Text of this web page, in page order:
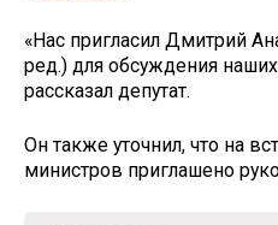
«Нас пригласил Дмитрий
ред.) для обсуждения
рассказал депутат.
Он также уточнил, что на
министров приглашено